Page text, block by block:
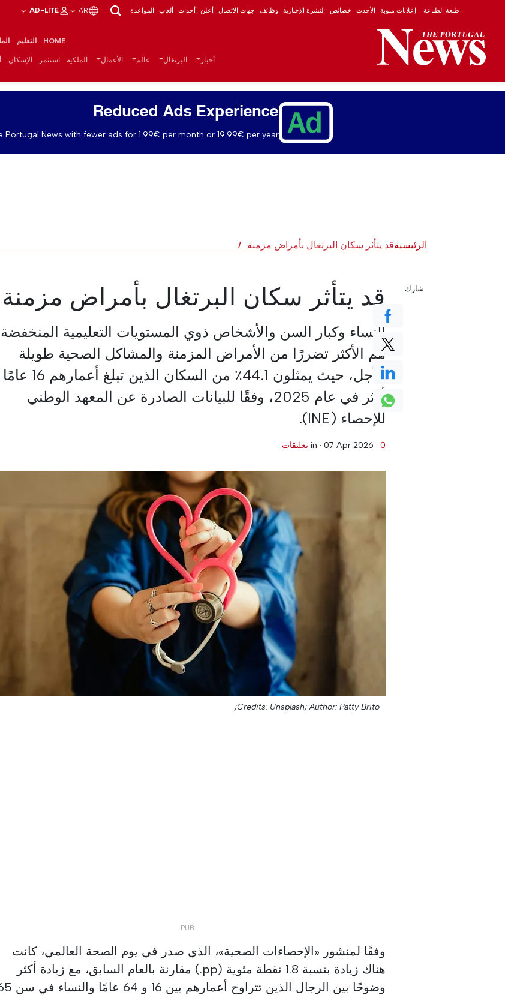
طبعة الطباعة إعلانات مبوبة الأحدث خصائص النشرة الإخبارية وظائف جهات الاتصال أعلن أحداث ألعاب المواعدة AR
AD-LITE
HOME التعليم
أخبار البرتغال عالم الأعمال الملكية استثمر الإسكان
Reduced Ads Experience
Portugal News with fewer ads for 1.99€ per month or 19.99€ per year.
الرئيسيةقد يتأثر سكان البرتغال بأمراض مزمنة
قد يتأثر سكان البرتغال بأمراض مزمنة
النساء وكبار السن والأشخاص ذوي المستويات التعليمية المنخفضة
هم الأكثر تضررًا من الأمراض المزمنة والمشاكل الصحية طويلة
الأجل، حيث يمثلون 44.1٪ من السكان
أكثر في عام 2025، وفقًا للبيانات الصادرة عن المعهد الوطني
للإحصاء (INE).
in · 07 Apr 2026 · 0 تعليقات
Credits: Unsplash; Author: Patty Brito;
وفقًا لمنشور «الإحصاءات الصحية»، الذي صدر في يوم الصحة العالمي، كانت
هناك زيادة بنسبة 1.8 نقطة مئوية (pp.) مقارنة بالعام السابق، مع زيادة أكثر
وضوحًا بين الرجال الذين تتراوح أعمارهم بين 16
شارك